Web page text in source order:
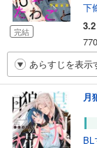
完結
下
3.2
あらすじを表示
月
BL